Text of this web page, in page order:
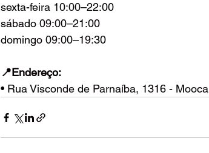
sexta-feira 10:00–22:00
sábado 09:00–21:00
domingo 09:00–19:30
📍Endereço:
• Rua Visconde de Parnaíba, 1316 - Mooca